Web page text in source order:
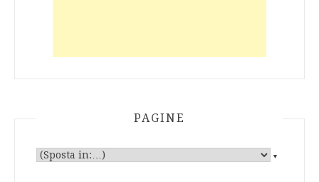
PAGINE
▼